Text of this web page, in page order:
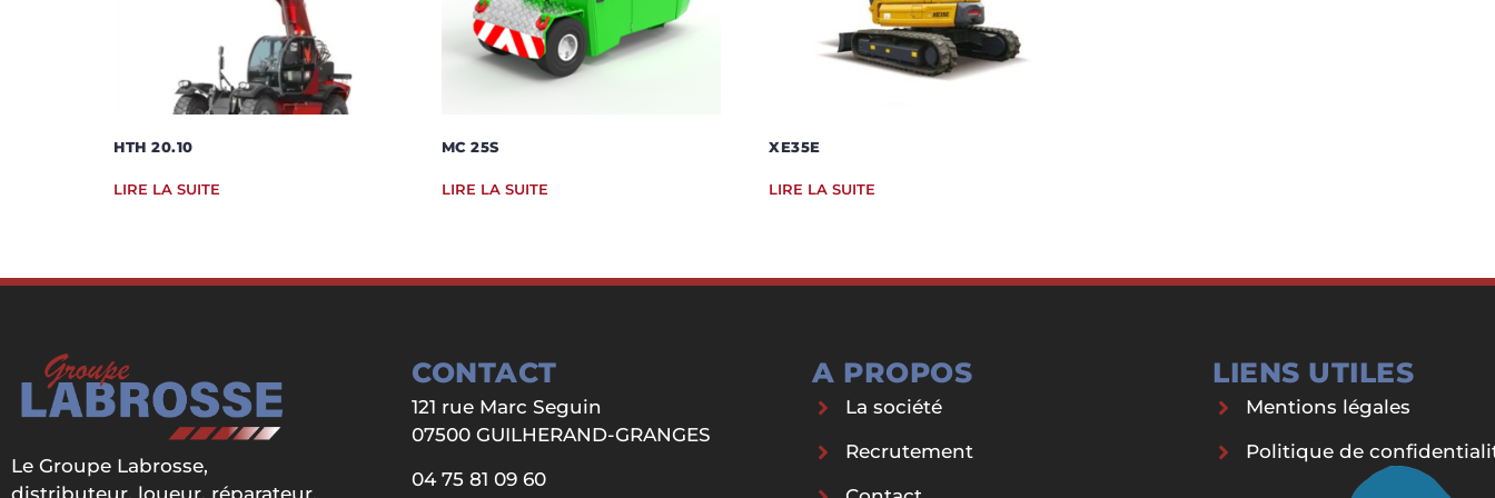
HTH 20.10
LIRE LA SUITE
MC 25S
LIRE LA SUITE
XE35E
LIRE LA SUITE
Le Groupe Labrosse,
CONTACT
121 rue Marc Seguin
07500 GUILHERAND-GRANGES
04 75 81 09 60
A PROPOS
La société
Recrutement
LIENS UTILES
Mentions légales
Politique de